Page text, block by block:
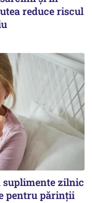
reduce riscul
suplimente zilnic
pentru părinții